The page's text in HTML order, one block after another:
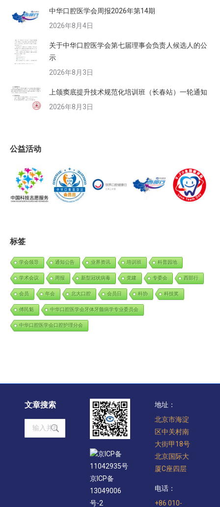
中华口腔医学会周报2026年第14期
2026年8月4日
关于中华口腔医学会第七届理事会负责人候选人的公
示
2026年8月3日
上颌窦底提升技术规范化培训班（长春站）一轮通知
2026年8月3日
公益活动
标签
学会领导 通知公告 业界资讯 培训班 科普园地
学术会议 周报 新型冠状病毒 党建 专委会 西部行
会员 年会 北大口腔 会员日 科协 科技奖
傅民魁 中华口腔医学会牙体牙髓病学专业委员会
中华口腔医学会口腔护理分会
文章搜索
Search:
京ICP备
11042935号
京ICP备
13049006
号-2
地址：
北京市海淀
区中关村南
大街甲18号
北京国际大
厦C座四层
电话：
+86 010-